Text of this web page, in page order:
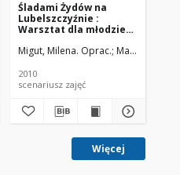
Opr.
Śladami Żydów na
Lubelszczyźnie :
Warsztat dla młodzieży
"Sprawiedliwi wśród
Trudna Pamięć”
Migut, Milena. Oprac. Majuk,
2010
scenariusz zajęć
Więcej